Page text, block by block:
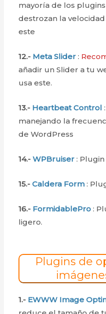
mayoría de los
destrozan la
este
12.- Meta Slider :
añadir un Slider a tu
usa este.
13.- Heartbeat Control
manejando la
de WordPress
14.-WPBruiser :
15.-Caldera Form :
16.- FormidablePro :
ligero.
Plugins de
1.- EWWW Image